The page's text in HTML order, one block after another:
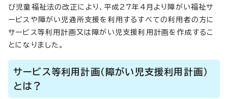
び児童福祉法の改正により、平成27年4月より障がい福祉サ
ービスや障がい児通所支援を利用するすべての利用者の方に
サービス等利用計画又は障がい児支援利用計画を作成するこ
とになりました。
サービス等利用計画（障がい児支援利用計画）
とは？